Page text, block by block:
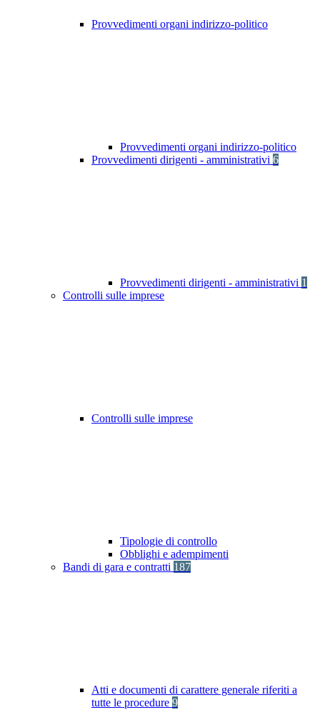
Provvedimenti organi indirizzo-politico
Provvedimenti organi indirizzo-politico
Provvedimenti dirigenti - amministrativi 6
Provvedimenti dirigenti - amministrativi 1
Controlli sulle imprese
Controlli sulle imprese
Tipologie di controllo
Obblighi e adempimenti
Bandi di gara e contratti 187
Atti e documenti di carattere generale riferiti a
tutte le procedure 9